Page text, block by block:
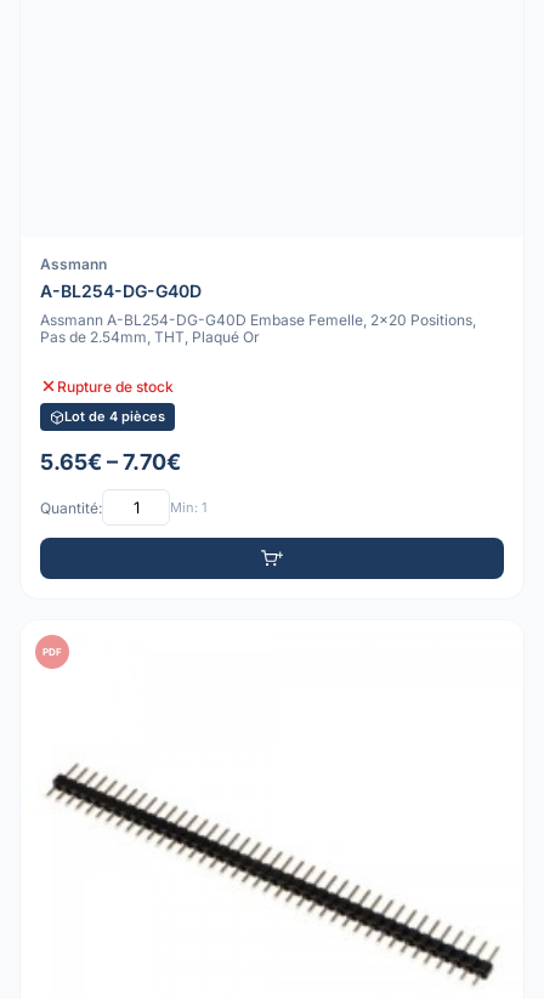
Assmann
A-BL254-DG-G40D
Assmann A-BL254-DG-G40D Embase Femelle, 2x20 Positions,
Pas de 2.54mm, THT, Plaqué Or
Rupture de stock
Lot de 4 pièces
5.65€ – 7.70€
Quantité: Min: 1
PDF